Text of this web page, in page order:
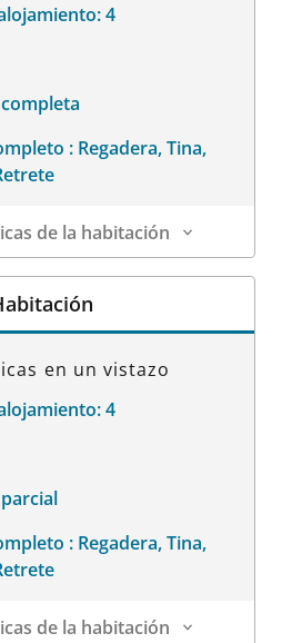
4
: Regadera, Tina,
de la habitación
en un vistazo
4
: Regadera, Tina,
de la habitación